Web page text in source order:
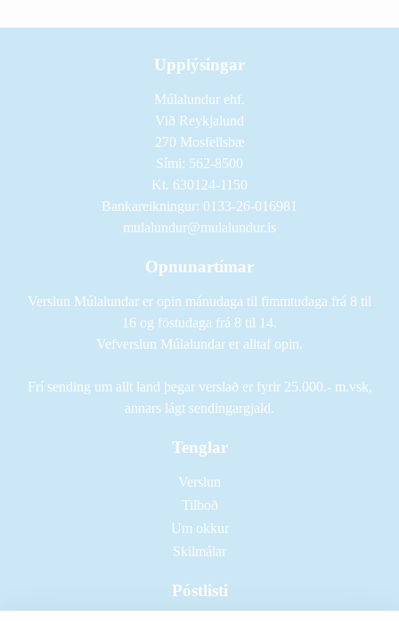
Upplýsingar
Múlalundur ehf.
Við Reykjalund
270 Mosfellsbæ
Sími: 562-8500
Kt. 630124-1150
Bankareikningur: 0133-26-016981
mulalundur@mulalundur.is
Opnunartímar
Verslun Múlalundar er opin mánudaga til fimmtudaga frá 8 til
16 og föstudaga frá 8 til 14.
Vefverslun Múlalundar er alltaf opin.
Frí sending um allt land þegar verslað er fyrir 25.000.- m.vsk,
annars lágt sendingargjald.
Tenglar
Verslun
Tilboð
Um okkur
Skilmálar
Póstlisti